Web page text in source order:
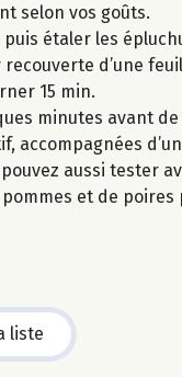
selon vos goûts.
puis étaler les
d’une
15 min.
minutes avant
accompagnées
aussi tester
et de
liste